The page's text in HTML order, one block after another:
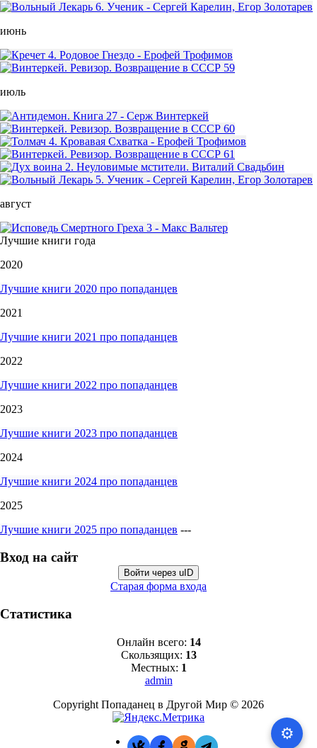
⚙️
июнь
июль
август
Лучшие книги года
2020
Лучшие книги 2020 про попаданцев
2021
Лучшие книги 2021 про попаданцев
2022
Лучшие книги 2022 про попаданцев
2023
Лучшие книги 2023 про попаданцев
2024
Лучшие книги 2024 про попаданцев
2025
Лучшие книги 2025 про попаданцев ---
Вход на сайт
Войти через uID
Старая форма входа
Статистика
Онлайн всего: 14
Скользящих: 13
Местных: 1
admin
Copyright Попаданец в Другой Мир © 2026